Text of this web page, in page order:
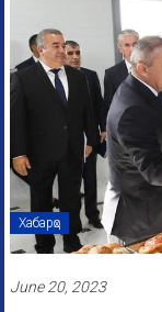
Хабарҳо
June 20, 2023